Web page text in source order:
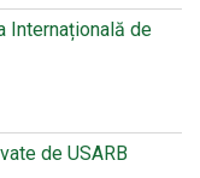
Internațională de
de USARB